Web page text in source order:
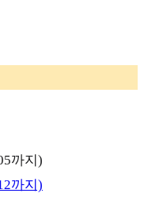
까지)
까지)